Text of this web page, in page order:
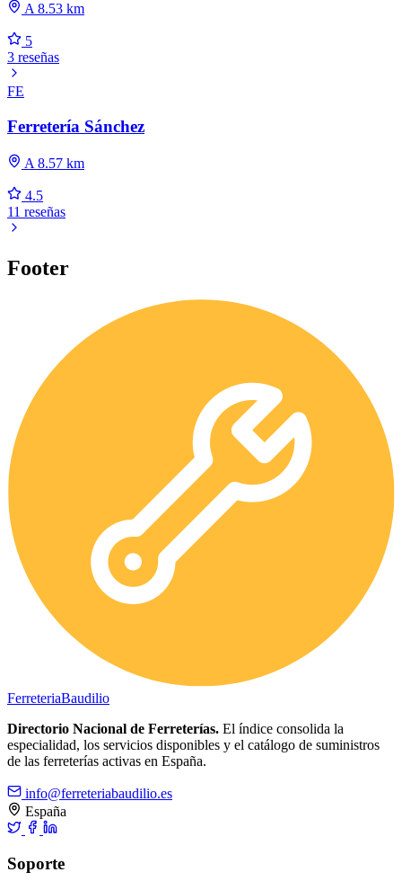
A 8.53 km
5
3 reseñas
FE
Ferretería Sánchez
A 8.57 km
4.5
11 reseñas
Footer
FerreteriaBaudilio
Directorio Nacional de Ferreterías. El índice consolida la
especialidad, los servicios disponibles y el catálogo de suministros
de las ferreterías activas en España.
info@ferreteriabaudilio.es
España
Soporte